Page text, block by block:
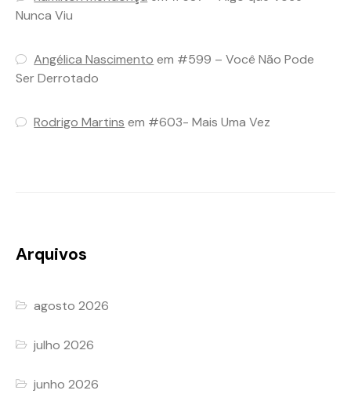
Nunca Viu
Angélica Nascimento em #599 – Você Não Pode
Ser Derrotado
Rodrigo Martins em #603- Mais Uma Vez
Arquivos
agosto 2026
julho 2026
junho 2026